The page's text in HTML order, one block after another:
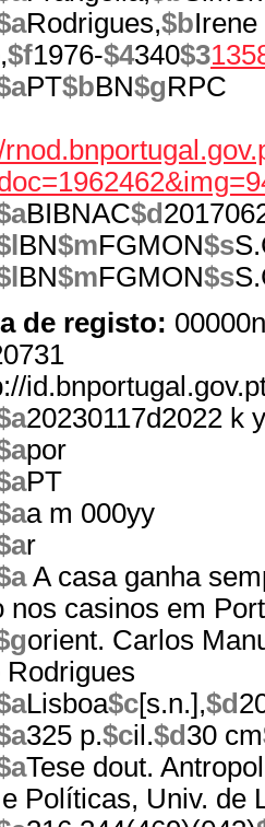
Rodrigues,$b
$f1976-$4340$3
PT$bBN$gRPC
BIBNAC$d
BN$mFGMON$s
BN$mFGMON$s
de registo:
20230117d2022 k
por
PT
a m 000yy
r
A casa ganha
nos casinos em
orient. Carlos
Rodrigues
Lisboa$c[s.n.],$d
325 p.$cil.$d 30 cm
Tese dout.
Políticas, Univ. de